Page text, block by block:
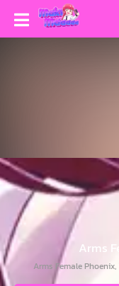
Arms
Arms Female